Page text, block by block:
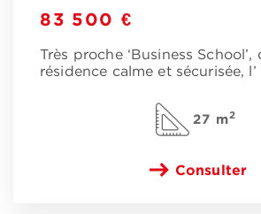
83 500 €
Très proche ‘Business School’,
résidence calme et sécurisée, l’
27 m2
Consulter